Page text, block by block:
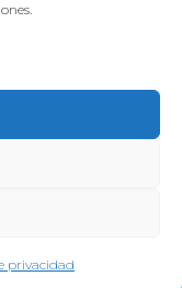
privacidadde cookies